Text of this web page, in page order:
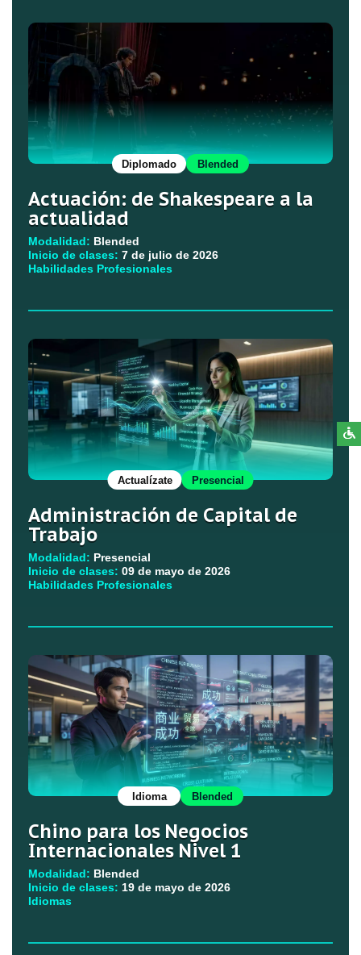
Diplomado Blended
Actuación: de Shakespeare a la
actualidad
Modalidad: Blended
Inicio de clases: 7 de julio de 2026
Habilidades Profesionales
Actualízate Presencial
Administración de Capital de
Trabajo
Modalidad: Presencial
Inicio de clases: 09 de mayo de 2026
Habilidades Profesionales
Idioma Blended
Chino para los Negocios
Internacionales Nivel 1
Modalidad: Blended
Inicio de clases: 19 de mayo de 2026
Idiomas